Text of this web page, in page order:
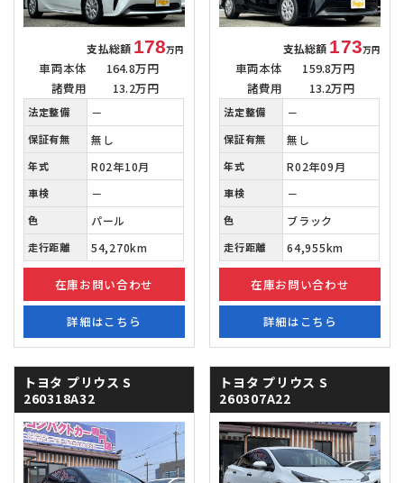
支払総額 178万円
車両本体
164.8万円
諸費用
13.2万円
法定整備 －
保証有無 無し
年式 R02年10月
車検 －
色 パール
走行距離 54,270km
在庫お問い合わせ
詳細はこちら
支払総額 173万円
車両本体
159.8万円
諸費用
13.2万円
法定整備 －
保証有無 無し
年式 R02年09月
車検 －
色 ブラック
走行距離 64,955km
在庫お問い合わせ
詳細はこちら
トヨタ プリウスS
260318A32
トヨタ プリウス S
260307A22